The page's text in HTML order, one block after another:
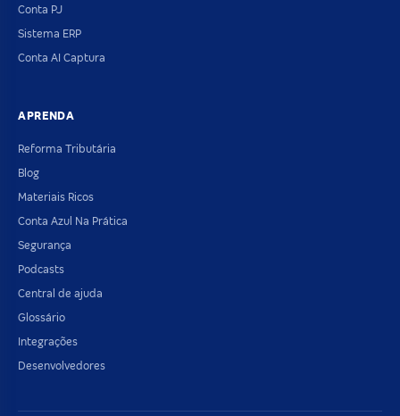
Conta PJ
Sistema ERP
Conta AI Captura
APRENDA
Reforma Tributária
Blog
Materiais Ricos
Conta Azul Na Prática
Segurança
Podcasts
Central de ajuda
Glossário
Integrações
Desenvolvedores